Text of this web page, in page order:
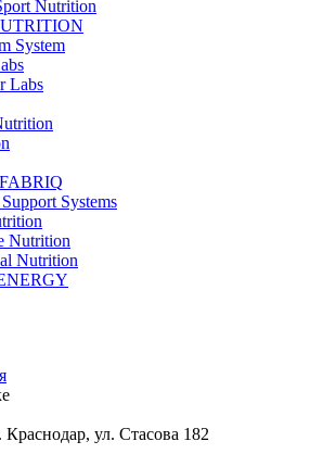
Nutrition
System
Labs
Systems
Nutrition
Nutrition
Краснодар, ул. Стасова 182